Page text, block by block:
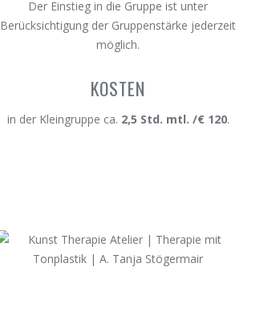
Der Einstieg in die Gruppe ist unter
Berücksichtigung der Gruppenstärke jederzeit
möglich.
KOSTEN
in der Kleingruppe ca. 2,5 Std. mtl. /€ 120.